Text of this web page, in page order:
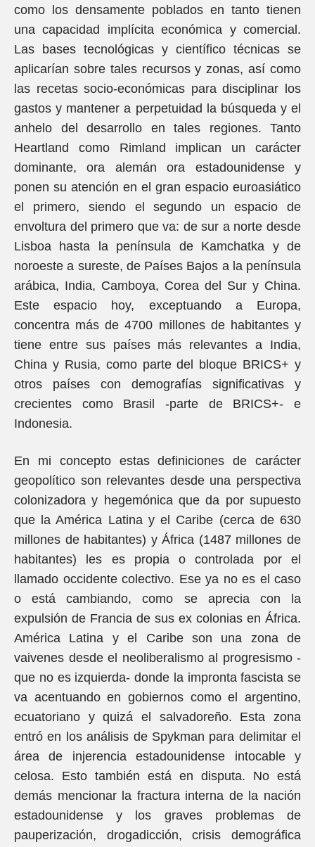
como los densamente poblados en tanto tienen
una capacidad implícita económica y comercial.
Las bases tecnológicas y científico técnicas se
aplicarían sobre tales recursos y zonas, así como
las recetas socio-económicas para disciplinar los
gastos y mantener a perpetuidad la búsqueda y el
anhelo del desarrollo en tales regiones. Tanto
Heartland como Rimland implican un carácter
dominante, ora alemán ora estadounidense y
ponen su atención en el gran espacio euroasiático
el primero, siendo el segundo un espacio de
envoltura del primero que va: de sur a norte desde
Lisboa hasta la península de Kamchatka y de
noroeste a sureste, de Países Bajos a la península
arábica, India, Camboya, Corea del Sur y China.
Este espacio hoy, exceptuando a Europa,
concentra más de 4700 millones de habitantes y
tiene entre sus países más relevantes a India,
China y Rusia, como parte del bloque BRICS+ y
otros países con demografías significativas y
crecientes como Brasil -parte de BRICS+- e
Indonesia.
En mi concepto estas definiciones de carácter
geopolítico son relevantes desde una perspectiva
colonizadora y hegemónica que da por supuesto
que la América Latina y el Caribe (cerca de 630
millones de habitantes) y África (1487 millones de
habitantes) les es propia o controlada por el
llamado occidente colectivo. Ese ya no es el caso
o está cambiando, como se aprecia con la
expulsión de Francia de sus ex colonias en África.
América Latina y el Caribe son una zona de
vaivenes desde el neoliberalismo al progresismo -
que no es izquierda- donde la impronta fascista se
va acentuando en gobiernos como el argentino,
ecuatoriano y quizá el salvadoreño. Esta zona
entró en los análisis de Spykman para delimitar el
área de injerencia estadounidense intocable y
celosa. Esto también está en disputa. No está
demás mencionar la fractura interna de la nación
estadounidense y los graves problemas de
pauperización, drogadicción, crisis demográfica